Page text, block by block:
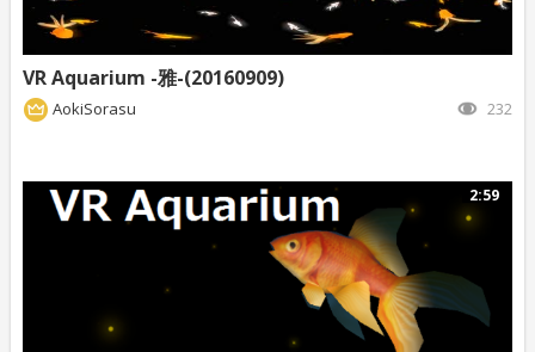
VR Aquarium -雅-(20160909)
AokiSorasu 232
2:59